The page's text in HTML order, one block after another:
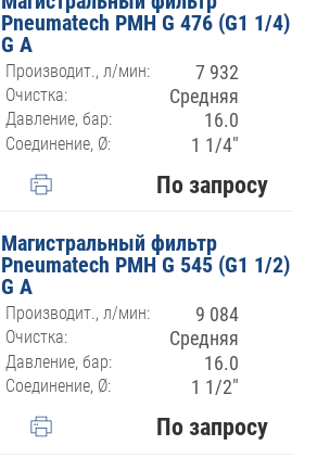
Pneumatech PMH G 476 (G1 1/4)
G A
Производит., л/мин: 7 932
Очистка: Средняя
Давление, бар: 16.0
Соединение, Ø: 1 1/4″
По запросу
Магистральный фильтр
Pneumatech PMH G 545 (G1 1/2)
G A
Производит., л/мин: 9 084
Очистка: Средняя
Давление, бар: 16.0
Соединение, Ø: 1 1/2″
По запросу